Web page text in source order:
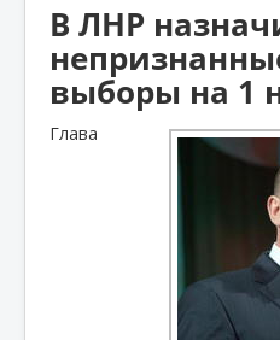
В ЛНР
выборы на 1
Глава